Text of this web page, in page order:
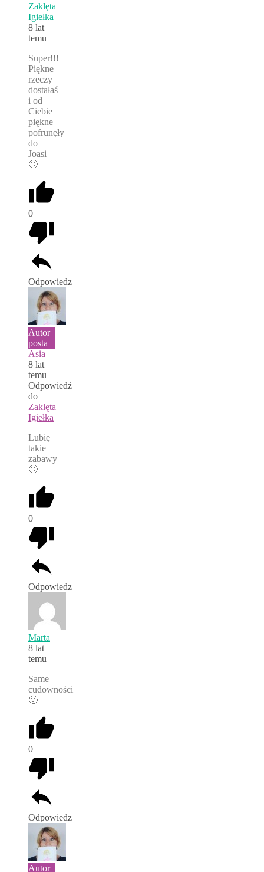
Zaklęta
Igiełka
8 lat
temu
Super!!!
Piękne
rzeczy
dostałaś
i od
Ciebie
piękne
pofrunęły
do
Joasi
🙂
0
Odpowiedz
Autor
posta
Asia
8 lat
temu
Odpowiedź
do
Zaklęta
Igiełka
Lubię
takie
zabawy
🙂
0
Odpowiedz
Marta
8 lat
temu
Same
cudowności
🙂
0
Odpowiedz
Autor